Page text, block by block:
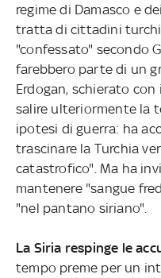
regime di Damasco e
tratta di cittadini
"confessato" secondo
farebbero parte di un
Erdogan, schierato
salire ulteriormente la
ipotesi di guerra: ha
trascinare la Turchia
catastrofico". Ma ha
mantenere "sangue
"nel pantano siriano".
La Siria respinge le
tempo preme per un